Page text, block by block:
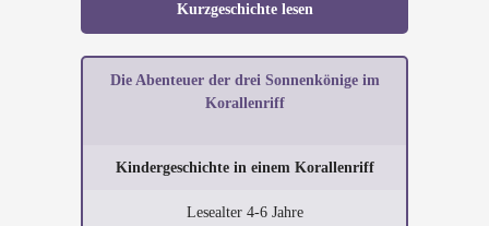
Kurzgeschichte lesen
Die Abenteuer der drei Sonnenkönige im
Korallenriff
Kindergeschichte in einem Korallenriff
Lesealter 4-6 Jahre